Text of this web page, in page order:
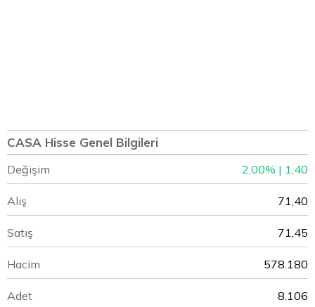
CASA Hisse Genel Bilgileri
Değişim 2,00% | 1,40
Alış 71,40
Satış 71,45
Hacim 578.180
Adet 8.106